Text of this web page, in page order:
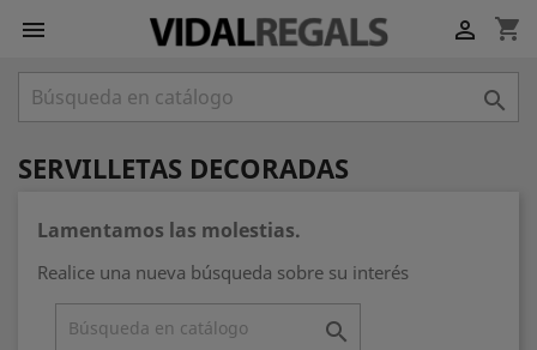
 shopping_cart


SERVILLETAS DECORADAS
Lamentamos las molestias.
Realice una nueva búsqueda sobre su interés
